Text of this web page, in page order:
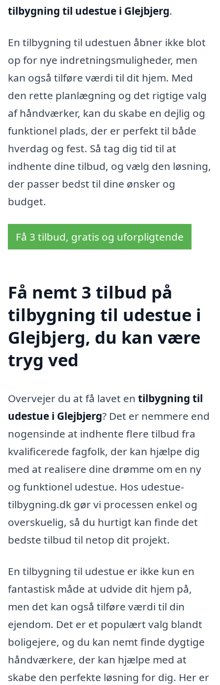
tilbygning til udestue i Glejbjerg.
En tilbygning til udestuen åbner ikke blot
op for nye indretningsmuligheder, men
kan også tilføre værdi til dit hjem. Med
den rette planlægning og det rigtige valg
af håndværker, kan du skabe en dejlig og
funktionel plads, der er perfekt til både
hverdag og fest. Så tag dig tid til at
indhente dine tilbud, og vælg den løsning,
der passer bedst til dine ønsker og
budget.
Få 3 tilbud, gratis og uforpligtende
Få nemt 3 tilbud på
tilbygning til udestue i
Glejbjerg, du kan være
tryg ved
Overvejer du at få lavet en tilbygning til
udestue i Glejbjerg? Det er nemmere end
nogensinde at indhente flere tilbud fra
kvalificerede fagfolk, der kan hjælpe dig
med at realisere dine drømme om en ny
og funktionel udestue. Hos udestue-
tilbygning.dk gør vi processen enkel og
overskuelig, så du hurtigt kan finde det
bedste tilbud til netop dit projekt.
En tilbygning til udestue er ikke kun en
fantastisk måde at udvide dit hjem på,
men det kan også tilføre værdi til din
ejendom. Det er et populært valg blandt
boligejere, og du kan nemt finde dygtige
håndværkere, der kan hjælpe med at
skabe den perfekte løsning for dig. Her er